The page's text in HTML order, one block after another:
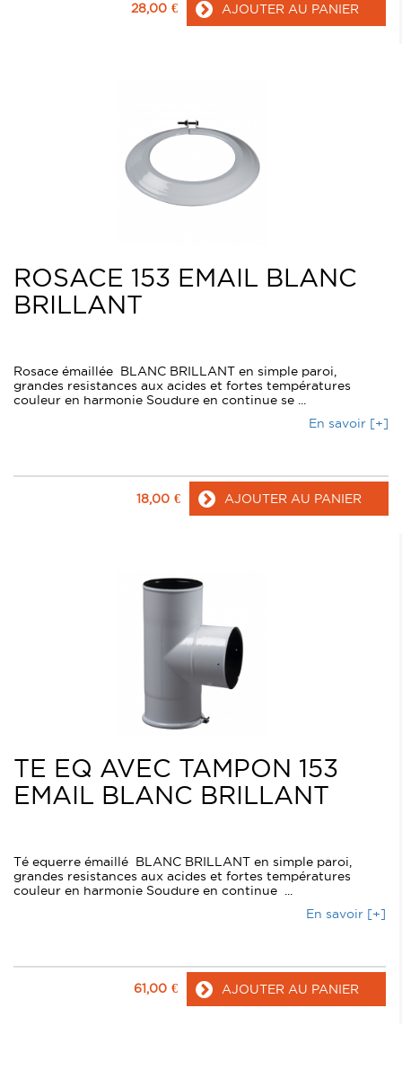
28,00 € AJOUTER AU PANIER
ROSACE 153 EMAIL BLANC
BRILLANT
Rosace émaillée BLANC BRILLANT en simple paroi,
grandes resistances aux acides et fortes températures
couleur en harmonie Soudure en continue se ...
En savoir [+]
18,00 € AJOUTER AU PANIER
TE EQ AVEC TAMPON 153
EMAIL BLANC BRILLANT
Té equerre émaillé BLANC BRILLANT en simple paroi,
grandes resistances aux acides et fortes températures
couleur en harmonie Soudure en continue ...
En savoir [+]
61,00 € AJOUTER AU PANIER